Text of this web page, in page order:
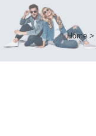
Home>